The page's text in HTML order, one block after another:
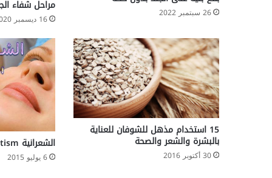
ل
م
ع
ق
م
ج
ي
د
ا
26 سبتمبر 2022 مراحل شفاء
16 ديسمبر 2020
15 استخدام مذهل للشوفان للعناية
بالبشرة والشعر والصحة
30 أكتوبر 2016
الشعرانية Hirsutism
6 يوليو 2015